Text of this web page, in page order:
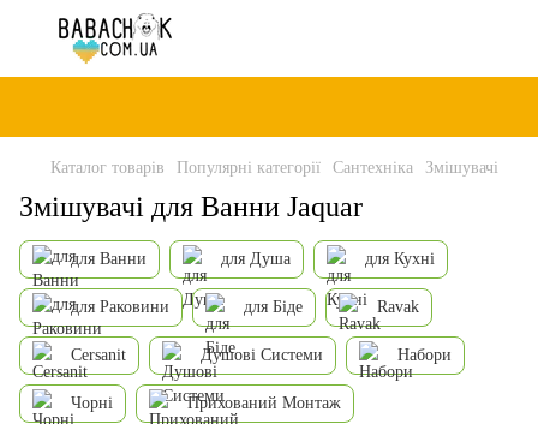
Каталог товарів Популярні категорії Сантехніка Змішувачі
Змішувачі для Ванни Jaquar
для Ванни для Душа для Кухні
для Раковини для Біде Ravak
Cersanit Душові Системи Набори
Чорні Прихований Монтаж